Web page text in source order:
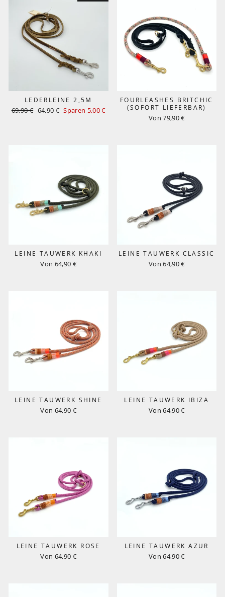
LEDERLEINE 2,5M
Normaler
69,90 € Sonderpreis
64,90 € Sparen 5,00 €
FOURLEASHES BRITCHIC
(SOFORT LIEFERBAR)
Von 79,90 €
LEINE TAUWERK KHAKI
Von 64,90 €
LEINE TAUWERK CLASSIC
Von 64,90 €
LEINE TAUWERK SHINE
Von 64,90 €
LEINE TAUWERK IBIZA
Von 64,90 €
LEINE TAUWERK ROSE
Von 64,90 €
LEINE TAUWERK AZUR
Von 64,90 €